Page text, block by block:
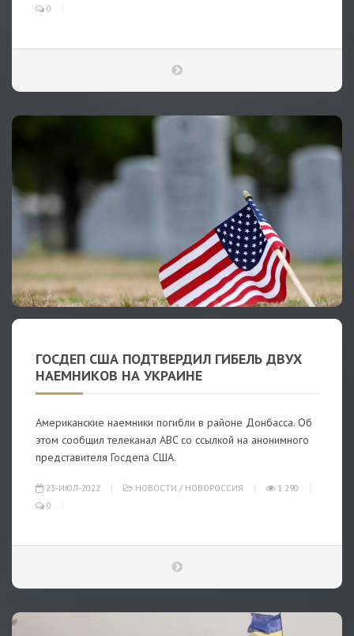
0
ГОСДЕП США ПОДТВЕРДИЛ ГИБЕЛЬ ДВУХ
НАЕМНИКОВ НА УКРАИНЕ
Американские наемники погибли в районе Донбасса. Об
этом сообщил телеканал ABC со ссылкой на анонимного
представителя Госдепа США.
23-ИЮЛ-2022 НОВОСТИ / НОВОРОССИЯ
1 290
0